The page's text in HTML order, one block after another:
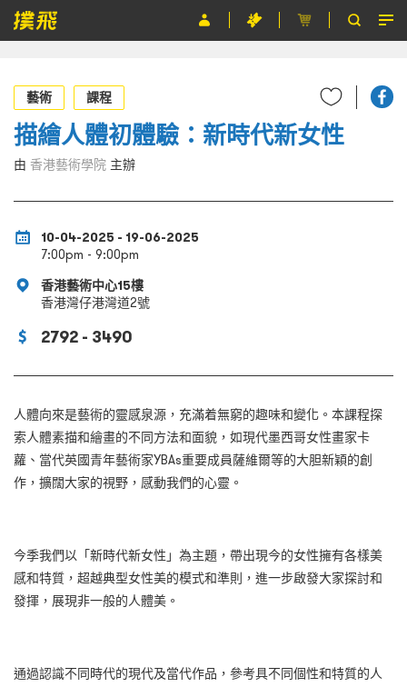
主辦單位
關於撲飛
EN
藝術 課程
描繪人體初體驗：新時代新女性
由 香港藝術學院 主辦
10-04-2025 - 19-06-2025
7:00pm - 9:00pm
香港藝術中心15樓
香港灣仔港灣道2號
2792 - 3490
人體向來是藝術的靈感泉源，充滿着無窮的趣味和變化。本課程探
索人體素描和繪畫的不同方法和面貌，如現代墨西哥女性畫家卡
蘿、當代英國青年藝術家YBAs重要成員薩維爾等的大胆新穎的創
作，擴闊大家的視野，感動我們的心靈。
今季我們以「新時代新女性」為主題，帶出現今的女性擁有各樣美
感和特質，超越典型女性美的模式和準則，進一步啟發大家探討和
發揮，展現非一般的人體美。
通過認識不同時代的現代及當代作品，參考具不同個性和特質的人